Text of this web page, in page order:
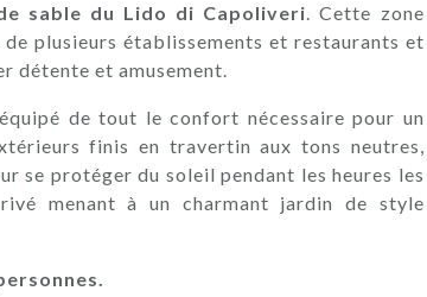
sable du Lido di Capoliveri. Cette zone
plusieurs établissements et restaurants et
détente et amusement.
de tout le confort nécessaire pour un
finis en travertin aux tons neutres,
se protéger du soleil pendant les heures les
menant à un charmant jardin de style